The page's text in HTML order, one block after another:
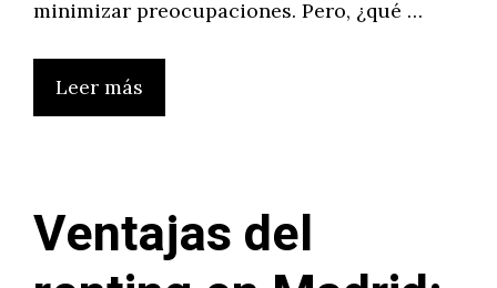
minimizar preocupaciones. Pero, ¿qué …
Leer más
Ventajas del